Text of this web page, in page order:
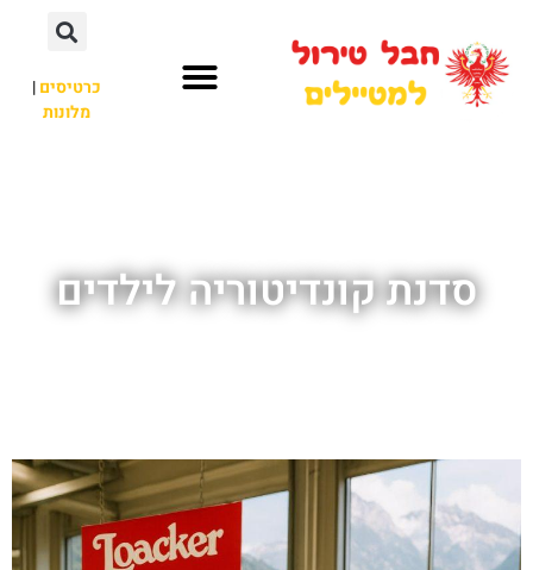
כרטיסים|
מלונות
סדנת קונדיטוריה לילדים